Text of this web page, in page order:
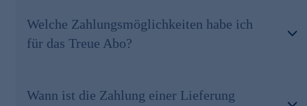
Welche Zahlungsmöglichkeiten habe ich
für das Treue Abo?
Wann ist die Zahlung einer Lieferung